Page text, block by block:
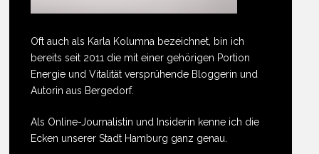
Oft auch als Karla Kolumna bezeichnet, bin ich
bereits seit 2011 die mit einer gehörigen Portion
Energie und Vitalität versprühende Bloggerin und
Autorin aus Bergedorf.
Als Online-Journalistin und Insiderin kenne ich die
Ecken unserer Stadt Hamburg ganz genau.